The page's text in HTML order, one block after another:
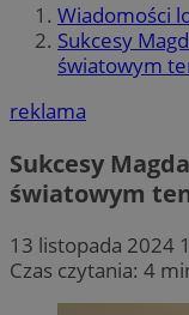
Wiadomości
Sukcesy
światowym
reklama
Sukcesy
światowym
13 listopada 2024
Czas czytania: 4